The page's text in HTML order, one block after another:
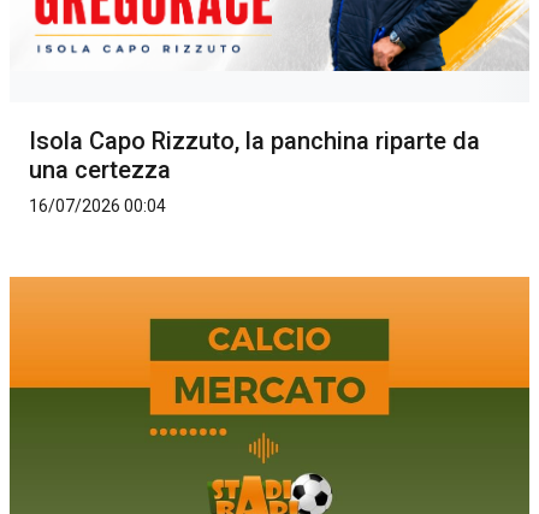
Isola Capo Rizzuto, la panchina riparte da
una certezza
16/07/2026 00:04